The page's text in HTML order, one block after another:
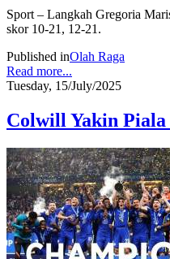
Sport – Langkah Gregoria
skor 10-21, 12-21.
Published inOlah Raga
Read more...
Tuesday, 15/July/2025
Colwill Yakin